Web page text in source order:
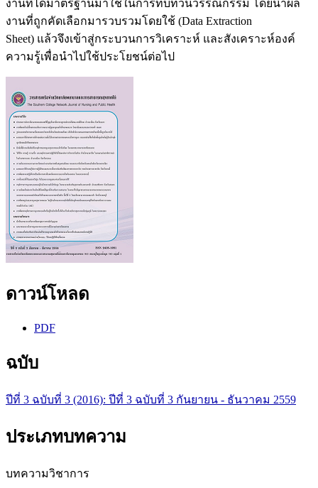
งานที่ได้มาตรฐานมาใช้ในการทบทวนวรรณกรรม โดยนำผล
งานที่ถูกคัดเลือกมารวบรวมโดยใช้ (Data Extraction
Sheet) แล้วจึงเข้าสู่กระบวนการวิเคราะห์ และสังเคราะห์องค์
ความรู้เพื่อนำไปใช้ประโยชน์ต่อไป
ดาวน์โหลด
PDF
ฉบับ
ปีที่ 3 ฉบับที่ 3 (2016): ปีที่ 3 ฉบับที่ 3 กันยายน - ธันวาคม 2559
ประเภทบทความ
บทความวิชาการ